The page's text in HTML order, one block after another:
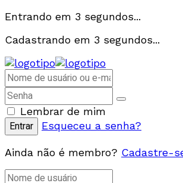
Entrando em 3 segundos...
Cadastrando em 3 segundos...
Lembrar de mim
Esqueceu a senha?
Ainda não é membro? Cadastre-